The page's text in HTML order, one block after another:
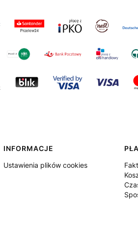
INFORMACJE
Ustawienia plików cookies